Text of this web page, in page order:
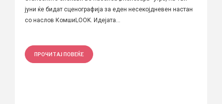
јуни ќе бидат сценографија за еден несекојдневен настан
со наслов КомшиLOOK. Идејата...
ПРОЧИТАЈ ПОВЕЌЕ